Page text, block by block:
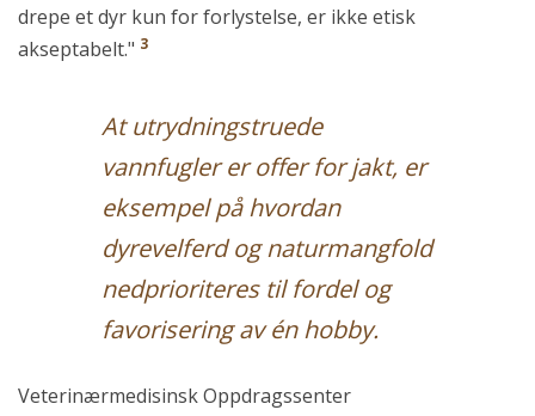
drepe et dyr kun for forlystelse, er ikke etisk
akseptabelt." 3
At utrydningstruede
vannfugler er offer for jakt, er
eksempel på hvordan
dyrevelferd og naturmangfold
nedprioriteres til fordel og
favorisering av én hobby.
Veterinærmedisinsk Oppdragssenter